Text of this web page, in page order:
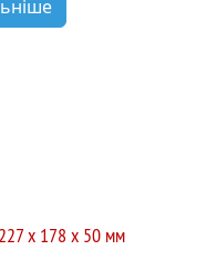
x 178 x 50 мм